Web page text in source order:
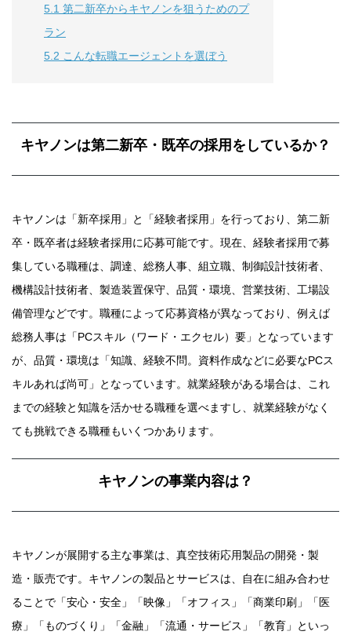
5.1 第二新卒からキヤノンを狙うためのプ
ラン
5.2 こんな転職エージェントを選ぼう
キヤノンは第二新卒・既卒の採用をしているか？
キヤノンは「新卒採用」と「経験者採用」を行っており、第二新
卒・既卒者は経験者採用に応募可能です。現在、経験者採用で募
集している職種は、調達、総務人事、組立職、制御設計技術者、
機構設計技術者、製造装置保守、品質・環境、営業技術、工場設
備管理などです。職種によって応募資格が異なっており、例えば
総務人事は「PCスキル（ワード・エクセル）要」となっています
が、品質・環境は「知識、経験不問。資料作成などに必要なPCス
キルあれば尚可」となっています。就業経験がある場合は、これ
までの経験と知識を活かせる職種を選べますし、就業経験がなく
ても挑戦できる職種もいくつかあります。
キヤノンの事業内容は？
キヤノンが展開する主な事業は、真空技術応用製品の開発・製
造・販売です。キヤノンの製品とサービスは、自在に組み合わせ
ることで「安心・安全」「映像」「オフィス」「商業印刷」「医
療」「ものづくり」「金融」「流通・サービス」「教育」といっ